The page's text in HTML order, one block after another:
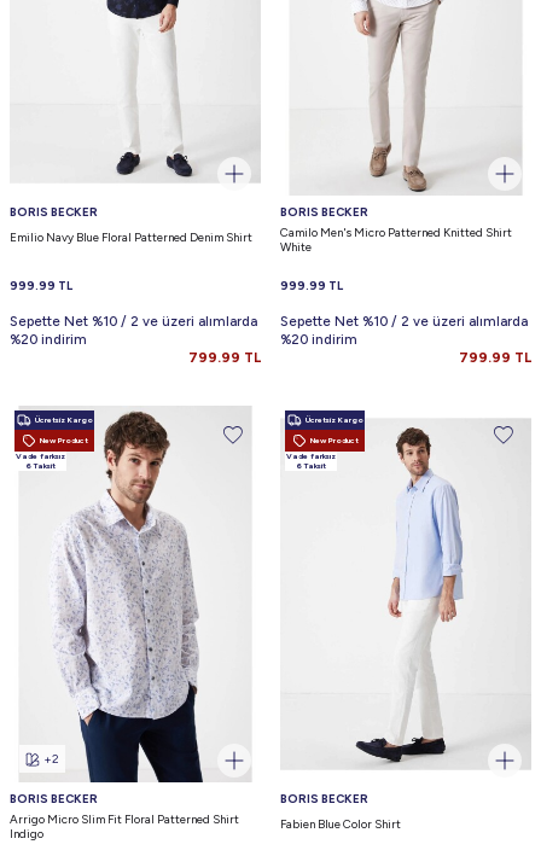
BORIS BECKER
Emilio Navy Blue Floral Patterned Denim Shirt
999.99 TL
Sepette Net %10 / 2 ve üzeri alımlarda
%20 indirim
799.99 TL
BORIS BECKER
Camilo Men's Micro Patterned Knitted Shirt
White
999.99 TL
Sepette Net %10 / 2 ve üzeri alımlarda
%20 indirim
799.99 TL
Ücretsiz Kargo
New Product
Vade farksız
6 Taksit
+2
BORIS BECKER
Arrigo Micro Slim Fit Floral Patterned Shirt
Indigo
Ücretsiz Kargo
New Product
Vade farksız
6 Taksit
BORIS BECKER
Fabien Blue Color Shirt